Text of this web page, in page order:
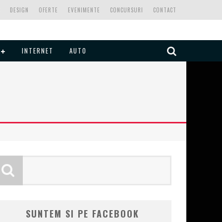
CONTACT
CONCURSURI
EVENIMENTE
OFERTE
DESIGN
INTERNET AUTO
SUNTEM SI PE FACEBOOK